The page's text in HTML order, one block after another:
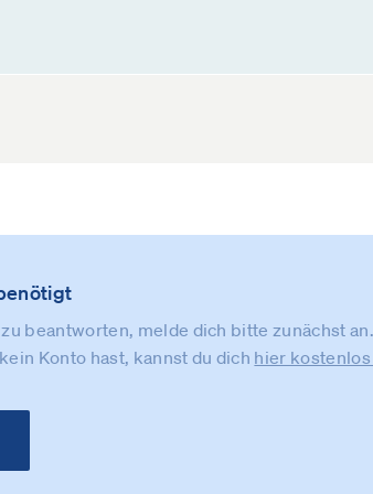
beantworten, melde dich bitte zunächst an.
Konto hast, kannst du dich hier